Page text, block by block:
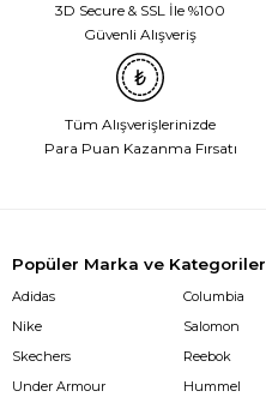
3D Secure & SSL İle %100
Güvenli Alışveriş
Tüm Alışverişlerinizde
Para Puan Kazanma Fırsatı
Popüler Marka ve Kategoriler
Adidas
Nike
Skechers
Under Armour
Columbia
Salomon
Reebok
Hummel